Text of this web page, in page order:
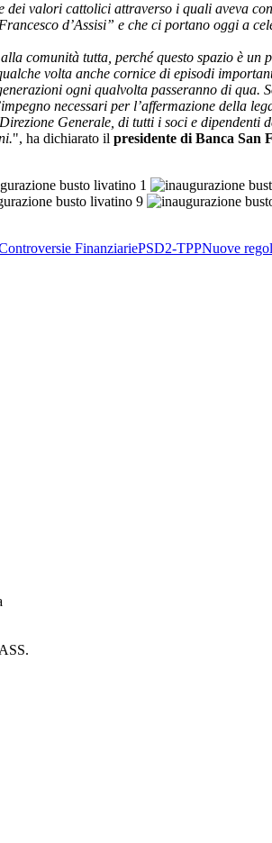
valori cattolici attraverso i quali aveva
d’Assisi” e che ci portano oggi a
comunità tutta, perché questo spazio è
volta anche cornice di episodi
ogni qualvolta passeranno di
necessari per l’affermazione della
Generale, di tutti i soci e
", ha dichiarato il presidente di Banca San
FinanziariePSD2-TPPNuove